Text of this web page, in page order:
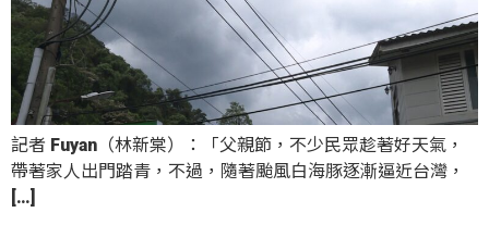
記者 Fuyan（林新棠）：「父親節，不少民眾趁著好天氣，
帶著家人出門踏青，不過，隨著颱風白海豚逐漸逼近台灣，
[…]